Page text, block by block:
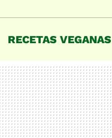
RECETAS VEGANAS